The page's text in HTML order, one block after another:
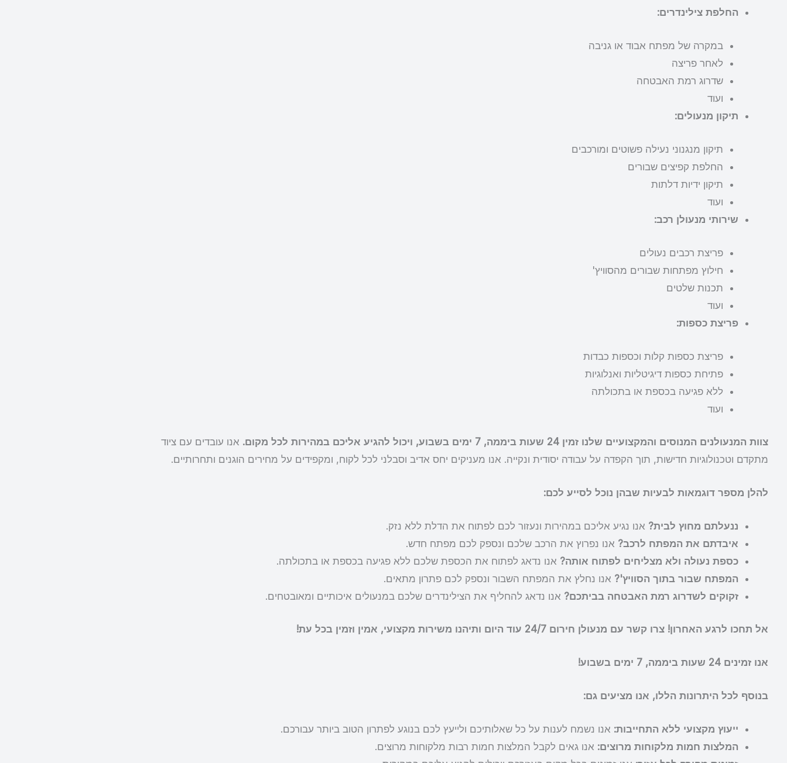
החלפת צילינדרים:
במקרה של מפתח אבוד או גניבה
לאחר פריצה
שדרוג רמת האבטחה
ועוד
תיקון מנעולים:
תיקון מנגנוני נעילה פשוטים ומורכבים
החלפת קפיצים שבורים
תיקון ידיות דלתות
ועוד
שירותי מנעולן רכב:
פריצת רכבים נעולים
חילוץ מפתחות שבורים מהסוויץ'
תכנות שלטים
ועוד
פריצת כספות:
פריצת כספות קלות וכספות כבדות
פתיחת כספות דיגיטליות ואנלוגיות
ללא פגיעה בכספת או בתכולתה
ועוד
צוות המנעולנים המנוסים והמקצועיים שלנו זמין 24 שעות ביממה, 7 ימים בשבוע, ויכול להגיע אליכם במהירות לכל מקום.
אנו עובדים עם ציוד
מתקדם וטכנולוגיות חדישות, תוך הקפדה על עבודה יסודית ונקייה. אנו מעניקים יחס אדיב וסבלני לכל לקוח, ומקפידים על מחירים הוגנים ותחרותיים.
להלן מספר דוגמאות לבעיות שבהן נוכל לסייע לכם:
ננעלתם מחוץ לבית? אנו נגיע אליכם במהירות ונעזור לכם לפתוח את הדלת ללא נזק.
איבדתם את המפתח לרכב? אנו נפרוץ את הרכב שלכם ונספק לכם מפתח חדש.
כספת נעולה ולא מצליחים לפתוח אותה? אנו נדאג לפתוח את הכספת שלכם ללא פגיעה בכספת או בתכולתה.
המפתח שבור בתוך הסוויץ'? אנו נחלץ את המפתח השבור ונספק לכם פתרון מתאים.
זקוקים לשדרוג רמת האבטחה בביתכם? אנו נדאג להחליף את הצילינדרים שלכם במנעולים איכותיים ומאובטחים.
אל תחכו לרגע האחרון! צרו קשר עם מנעולן חירום 24/7 עוד היום ותיהנו משירות מקצועי, אמין וזמין בכל עת!
אנו זמינים 24 שעות ביממה, 7 ימים בשבוע!
בנוסף לכל היתרונות הללו, אנו מציעים גם:
ייעוץ מקצועי ללא התחייבות: אנו נשמח לענות על כל שאלותיכם ולייעץ לכם בנוגע לפתרון הטוב ביותר עבורכם.
המלצות חמות מלקוחות מרוצים: אנו גאים לקבל המלצות חמות רבות מלקוחות מרוצים.